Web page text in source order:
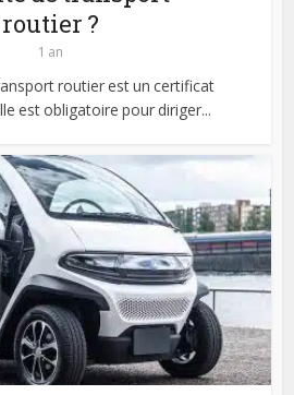
routier ?
1 an
routier est un certificat
est obligatoire pour diriger...